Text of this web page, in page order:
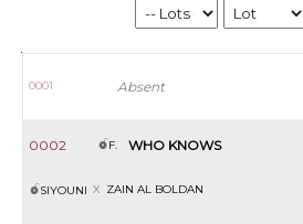
Lot
S. Nom Père Mère Vendeur
0001 Absent
0002 F. WHO KNOWS
SIYOUNI ZAIN AL BOLDAN